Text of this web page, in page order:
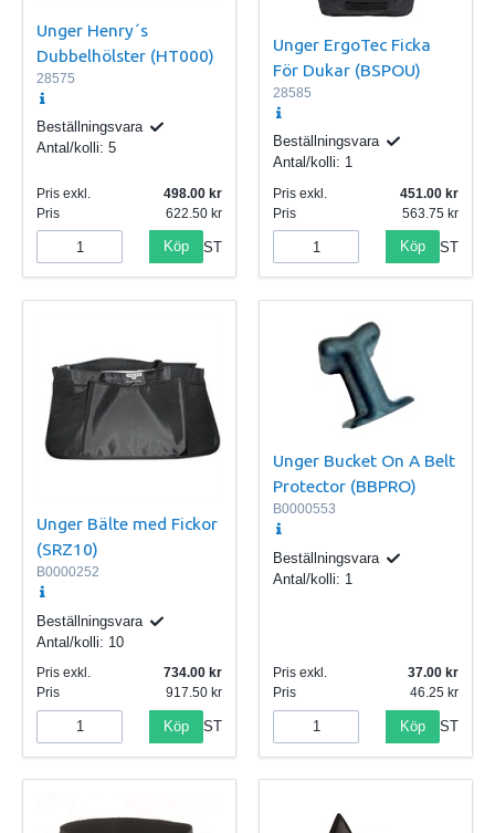
Unger Henry´s
Dubbelhölster (HT000)
28575
Beställningsvara
Antal/kolli: 5
Pris exkl.
498.00
Pris
622.50
Köp ST
Unger ErgoTec Ficka
För Dukar (BSPOU)
28585
Beställningsvara
Antal/kolli: 1
Pris exkl.
451.00
Pris
563.75
Köp ST
Unger Bälte med Fickor
(SRZ10)
B0000252
Beställningsvara
Antal/kolli: 10
Pris exkl.
734.00
Pris
917.50
Köp ST
Unger Bucket On A Belt
Protector (BBPRO)
B0000553
Beställningsvara
Antal/kolli: 1
Pris exkl.
37.00
Pris
46.25
Köp ST